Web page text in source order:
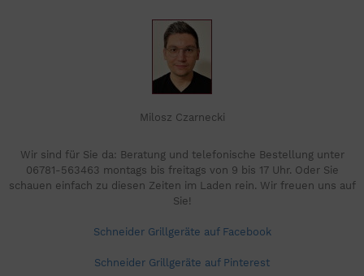
Milosz Czarnecki
Wir sind für Sie da: Beratung und telefonische Bestellung unter
06781-563463 montags bis freitags von 9 bis 17 Uhr. Oder Sie
schauen einfach zu diesen Zeiten im Laden rein. Wir freuen uns auf
Sie!
Schneider Grillgeräte auf Facebook
Schneider Grillgeräte auf Pinterest